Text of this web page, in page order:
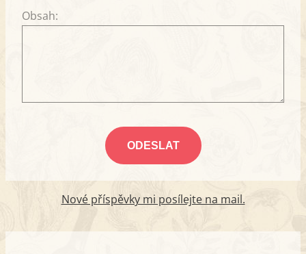
Obsah:
Nové příspěvky mi posílejte na mail.